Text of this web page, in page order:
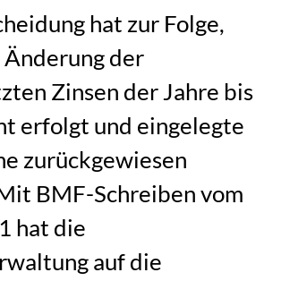
hat zur Folge,
Änderung der
Zinsen der Jahre bis
erfolgt und eingelegte
zurückgewiesen
BMF-Schreiben vom
hat die
auf die